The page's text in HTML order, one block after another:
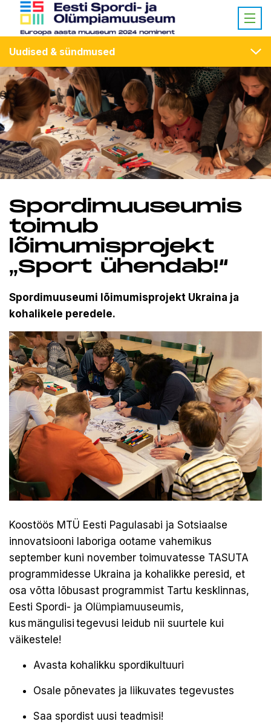
Uudised & sündmused
Spordimuuseumis
toimub
lõimumisprojekt
„Sport ühendab!“
Spordimuuseumi lõimumisprojekt Ukraina ja
kohalikele peredele.
Koostöös MTÜ Eesti Pagulasabi ja Sotsiaalse
innovatsiooni laboriga ootame vahemikus
september kuni november toimuvatesse TASUTA
programmidesse Ukraina ja kohalikke peresid, et
osa võtta lõbusast programmist Tartu kesklinnas,
Eesti Spordi- ja Olümpiamuuseumis,
kus mängulisi tegevusi leidub nii suurtele kui
väikestele!
Avasta kohalikku spordikultuuri
Osale põnevates ja liikuvates tegevustes
Saa spordist uusi teadmisi!